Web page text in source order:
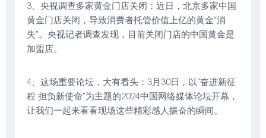
3、央视调查多家黄金门店关闭：近日，北京多家中国
黄金门店关闭，导致消费者托管价值上亿的黄金“消
失”。央视记者调查发现，目前关闭门店的中国黄金是
加盟店。
4、这场重要论坛，大有看头：3月30日，以“奋进新征
程 担负新使命”为主题的2024中国网络媒体论坛开幕，
让我们一起来看看现场这些精彩感人振奋的瞬间。